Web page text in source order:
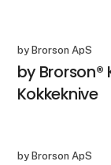
by Brorson ApS
by
Kokkeknive
by Brorson ApS